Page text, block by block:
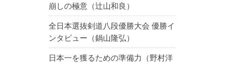
崩しの極意（辻山和良）
全日本選抜剣道八段優勝大会 優勝イ
ンタビュー（鍋山隆弘）
日本一を獲るための準備力（野村洋